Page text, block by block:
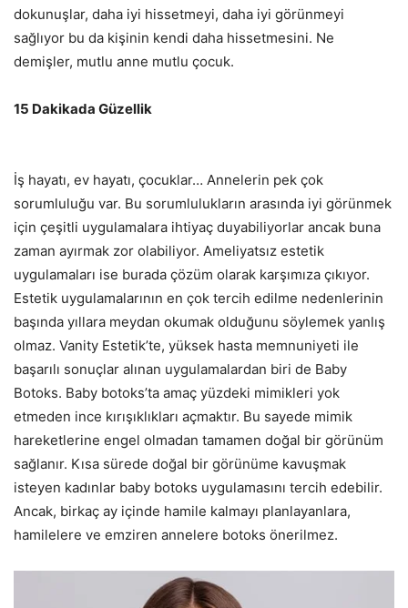
dokunuşlar, daha iyi hissetmeyi, daha iyi görünmeyi
sağlıyor bu da kişinin kendi daha hissetmesini. Ne
demişler, mutlu anne mutlu çocuk.
15 Dakikada Güzellik
İş hayatı, ev hayatı, çocuklar… Annelerin pek çok
sorumluluğu var. Bu sorumlulukların arasında iyi görünmek
için çeşitli uygulamalara ihtiyaç duyabiliyorlar ancak buna
zaman ayırmak zor olabiliyor. Ameliyatsız estetik
uygulamaları ise burada çözüm olarak karşımıza çıkıyor.
Estetik uygulamalarının en çok tercih edilme nedenlerinin
başında yıllara meydan okumak olduğunu söylemek yanlış
olmaz. Vanity Estetik’te, yüksek hasta memnuniyeti ile
başarılı sonuçlar alınan uygulamalardan biri de Baby
Botoks. Baby botoks’ta amaç yüzdeki mimikleri yok
etmeden ince kırışıklıkları açmaktır. Bu sayede mimik
hareketlerine engel olmadan tamamen doğal bir görünüm
sağlanır. Kısa sürede doğal bir görünüme kavuşmak
isteyen kadınlar baby botoks uygulamasını tercih edebilir.
Ancak, birkaç ay içinde hamile kalmayı planlayanlara,
hamilelere ve emziren annelere botoks önerilmez.